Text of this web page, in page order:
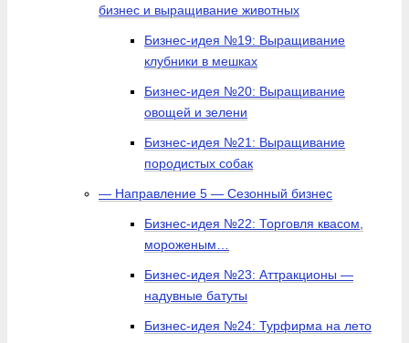
бизнес и выращивание животных
Бизнес-идея №19: Выращивание
клубники в мешках
Бизнес-идея №20: Выращивание
овощей и зелени
Бизнес-идея №21: Выращивание
породистых собак
— Направление 5 — Сезонный бизнес
Бизнес-идея №22: Торговля квасом,
мороженым…
Бизнес-идея №23: Аттракционы —
надувные батуты
Бизнес-идея №24: Турфирма на лето